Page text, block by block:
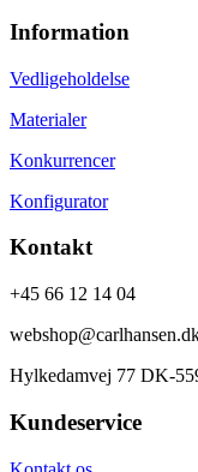
Information
Vedligeholdelse
Materialer
Konkurrencer
Konfigurator
Kontakt
+45 66 12 14 04
Hylkedamvej 77 DK-
Kundeservice